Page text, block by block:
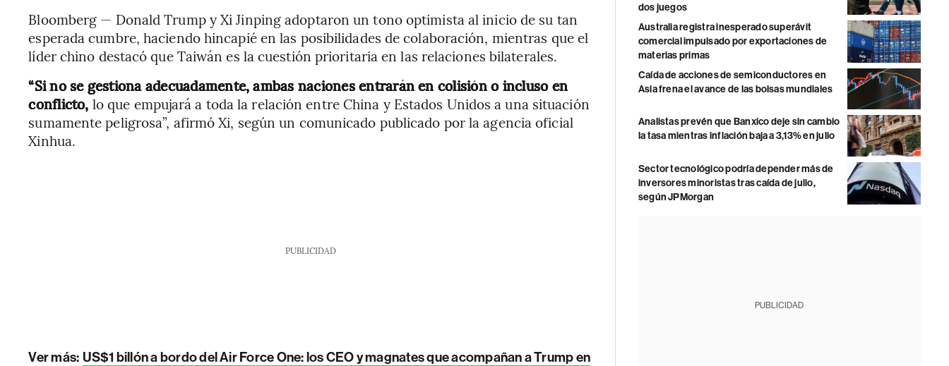
Bloomberg — Donald Trump y Xi Jinping adoptaron un tono optimista al inicio de su tan
esperada cumbre, haciendo hincapié en las posibilidades de colaboración, mientras que el
líder chino destacó que Taiwán es la cuestión prioritaria en las relaciones bilaterales.
“Si no se gestiona adecuadamente, ambas naciones entrarán en colisión o incluso en
conflicto, lo que empujará a toda la relación entre China y Estados Unidos a una situación
sumamente peligrosa”, afirmó Xi, según un comunicado publicado por la agencia oficial
Xinhua.
PUBLICIDAD
Ver más: US$1 billón a bordo del Air Force One: los CEO y magnates que acompañan a Trump en
dos juegos
Australia registra inesperado superávit
comercial impulsado por exportaciones de
materias primas
Caída de acciones de semiconductores en
Asia frena el avance de las bolsas mundiales
Analistas prevén que Banxico deje sin cambio
la tasa mientras inflación baja a 3,13% en julio
Sector tecnológico podría depender más de
inversores minoristas tras caída de julio,
según JPMorgan
PUBLICIDAD